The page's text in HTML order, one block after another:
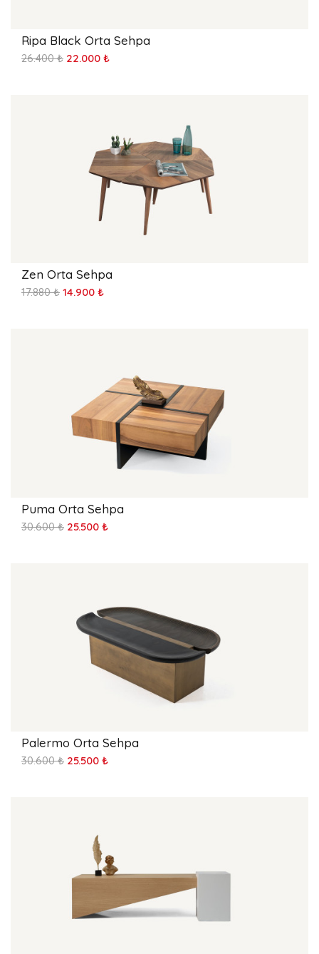
Ripa Black Orta Sehpa
26.400 ₺ 22.000 ₺
Zen Orta Sehpa
17.880 ₺ 14.900 ₺
Puma Orta Sehpa
30.600 ₺ 25.500 ₺
Palermo Orta Sehpa
30.600 ₺ 25.500 ₺